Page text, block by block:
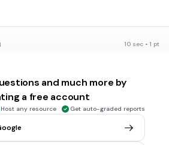
10 sec • 1 pt
10 sec • 1 pt
and much more by
a free account
Host any resource Get auto-graded reports